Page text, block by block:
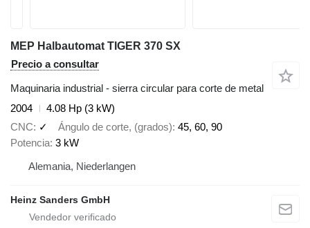
MEP Halbautomat TIGER 370 SX
Precio a consultar
Maquinaria industrial - sierra circular para corte de metal
2004
4.08 Hp (3 kW)
CNC
✓ Ángulo de corte, (grados) 45, 60, 90
Potencia 3 kW
Alemania, Niederlangen
Heinz Sanders GmbH